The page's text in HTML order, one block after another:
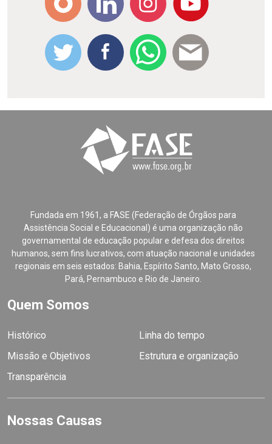
Fundada em 1961, a FASE (Federação de Órgãos para
Assistência Social e Educacional) é uma organização não
governamental de educação popular e defesa dos direitos
humanos, sem fins lucrativos, com atuação nacional e unidades
regionais em seis estados: Bahia, Espírito Santo, Mato Grosso,
Pará, Pernambuco e Rio de Janeiro.
Quem Somos
Histórico
Linha do tempo
Missão e Objetivos
Estrutura e organização
Transparência
Nossas Causas